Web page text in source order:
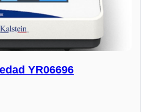
YR06696